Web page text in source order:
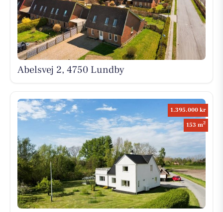
Abelsvej 2, 4750 Lundby
1.395.000 kr
153 m2